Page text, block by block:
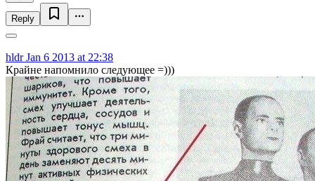
Reply
hldrJan 6 2013 at 22:38
Крайне напомнило следующее =)))